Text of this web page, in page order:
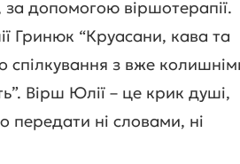
за допомогою віршотерапії.
Гринюк “Круасани, кава та
спілкування з вже
Вірш Юлії – це крик душі,
передати ні словами, ні